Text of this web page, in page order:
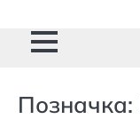
content
Позначка: